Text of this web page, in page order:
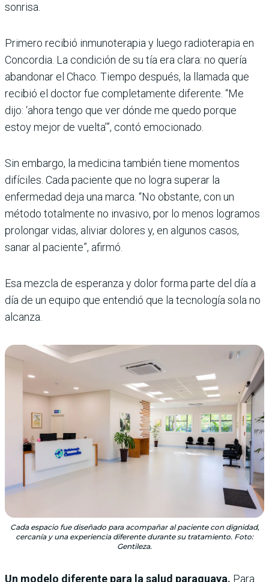
sonrisa.
Primero recibió inmunoterapia y luego radioterapia en
Concordia. La condición de su tía era clara: no quería
abandonar el Chaco. Tiempo después, la llamada que
recibió el doctor fue completamente diferente. “Me
dijo: ‘ahora tengo que ver dónde me quedo porque
estoy mejor de vuelta’”, contó emocionado.
Sin embargo, la medicina también tiene momentos
difíciles. Cada paciente que no logra superar la
enfermedad deja una marca. “No obstante, con un
método totalmente no invasivo, por lo menos logramos
prolongar vidas, aliviar dolores y, en algunos casos,
sanar al paciente”, afirmó.
Esa mezcla de esperanza y dolor forma parte del día a
día de un equipo que entendió que la tecnología sola no
alcanza.
Cada espacio fue diseñado para acompañar al paciente con dignidad,
cercanía y una experiencia diferente durante su tratamiento. Foto:
Gentileza.
Un modelo diferente para la salud paraguaya. Para